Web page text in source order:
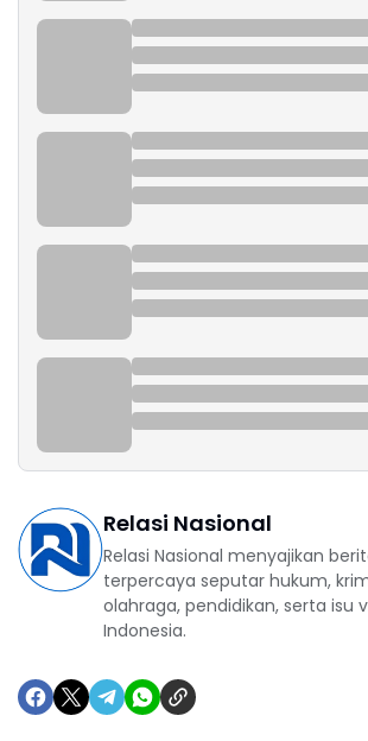
Relasi Nasional
Relasi Nasional menyajikan
terpercaya seputar hukum,
olahraga, pendidikan, serta isu
Indonesia.